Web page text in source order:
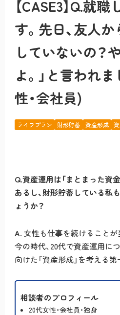
【CASE3】Q.就
す。先日、友人か
していないの？
よ。」と言われ
性・会社員)
ライフプラン 財形貯蓄 資産形成
Q.資産運用は「まとまった資
あるし、財形貯蓄している私
ょうか？
A. 女性も仕事を続けること
今の時代、20代で資産運用に
向けた「資産形成」を考える第
相談者のプロフィール
20代女性・会社員・独身